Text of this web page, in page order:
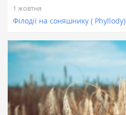
1 жовтня
Філодії на соняшнику ( Phyllody)